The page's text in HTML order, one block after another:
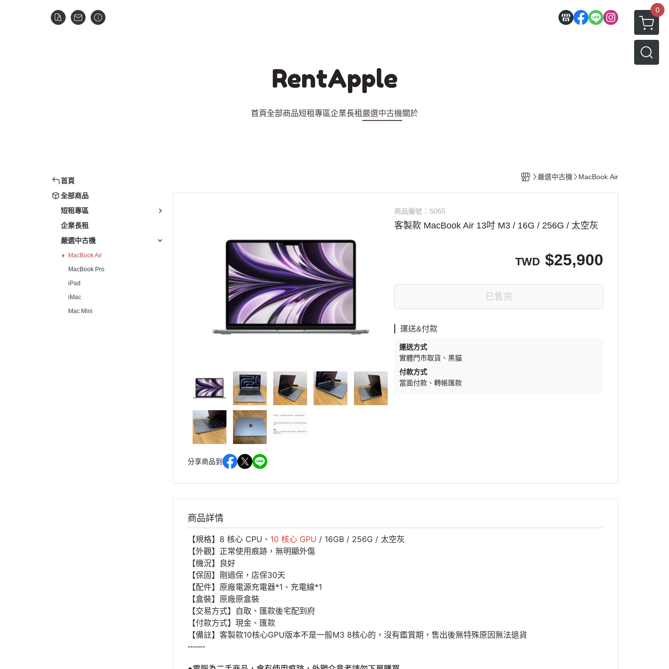
0
RentApple
首頁全部商品短租專區企業長租 嚴選中古機關於
首頁
全部商品
短租專區
企業長租
嚴選中古機
MacBook Air
MacBook Pro
iPad
iMac
Mac Mini
嚴選中古機 MacBook Air
分享商品到
商品編號： S065
客製款 MacBook Air 13吋 M3 / 16G / 256G / 太空灰
TWD $25,900
已售完
運送&付款
運送方式
實體門市取貨
黑貓
付款方式
當面付款
轉帳匯款
商品詳情
【規格】8 核心 CPU、 10 核心 GPU / 16GB / 256G / 太空灰
【外觀】正常使用痕跡，無明顯外傷
【機況】良好
【保固】剛過保，店保30天
【配件】原廠電源充電器*1、充電線*1
【盒裝】原廠原盒裝
【交易方式】自取、匯款後宅配到府
【付款方式】現金、匯款
【備註】客製款10核心GPU版本不是一般M3 8核心的，沒有鑑賞期，售出後無特殊原因無法退貨
-------